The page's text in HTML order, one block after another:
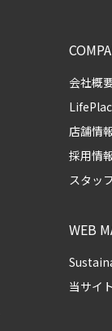
会社概
店舗情
採用情
スタッ
WEB
当サイ